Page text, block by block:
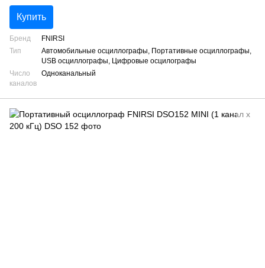
Купить
Бренд
FNIRSI
Тип
Автомобильные осциллографы, Портативные осциллографы,
USB осциллографы, Цифровые осцилографы
Число
каналов
Одноканальный